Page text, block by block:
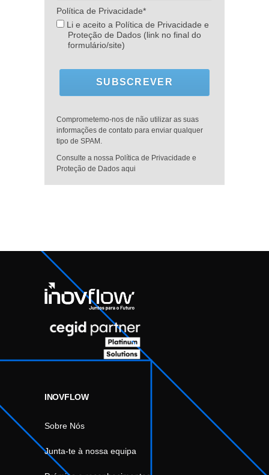
Política de Privacidade*
Li e aceito a Política de Privacidade e
Proteção de Dados (link no final do
formulário/site)
SUBSCREVER
Comprometemo-nos de não utilizar as suas
informações de contato para enviar qualquer
tipo de SPAM.
Consulte a nossa Política de Privacidade e
Proteção de Dados aqui
INOVFLOW
Sobre Nós
Junta-te à nossa equipa